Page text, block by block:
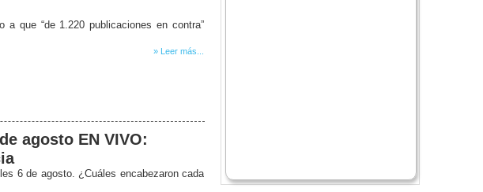
a que “de 1.220 publicaciones en contra”
» Leer más...
agosto EN VIVO:
6 de agosto. ¿Cuáles encabezaron cada